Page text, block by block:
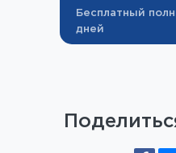
Бесплатный
дней